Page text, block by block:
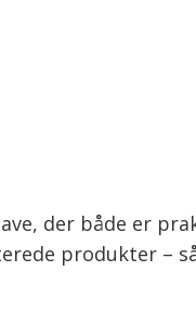
der både er
produkter –